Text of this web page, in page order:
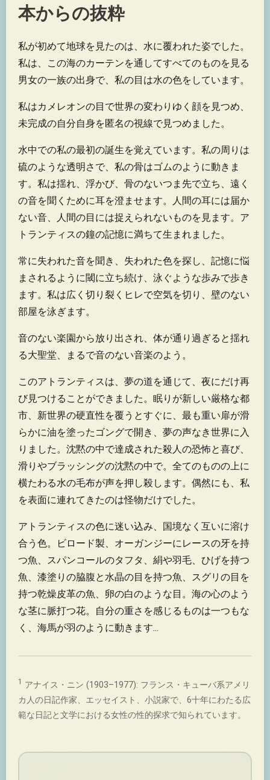
本からの抜粋
私が初めて地球を見たのは、水に覆われた姿でした。
私は、この海のカーテンを通してすべてのものを見る
男女の一族の出身で、私の目は水の色をしています。
私はカメレオンの目で世界の変わりゆく顔を見つめ、
未完成の自分自身を匿名の視線で見つめました。
水中での私の最初の誕生を覚えています。私の周りは
硫のような透明さで、私の骨はゴムのように動きま
す。私は揺れ、浮かび、骨のないつま先で立ち、遠く
の音を聞くために耳を澄ませます。人間の耳には届か
ない音、人間の目には捉えられないものを見ます。ア
トランティスの鐘の記憶に満ちて生まれました。
常に失われた音を聞き、失われた色を探し、記憶に悩
まされるように閾に立ち続け、泳ぐような歩みで歩き
ます。私は広く切り裂くヒレで空気を切り、壁のない
部屋を泳ぎます。
音のない楽園から放り出され、体が通り過ぎると揺れ
る大聖堂、まるで音のない音楽のよう。
このアトランティスは、夢の道を通じて、夜にだけ再
び見つけることができました。眠りが新しい厳格な都
市、新世界の硬直性を覆うとすぐに、最も重い扉が滑
らかに油を塗ったゴングで開き、夢の声なき世界に入
りました。沈黙の中で達成された殺人の恐怖と喜び、
滑りやブラッシングの沈黙の中で。全てのものの上に
横たわる水の毛布が声を押し殺します。偶然にも、私
を表面に連れてきたのは怪物だけでした。
アトランティスの色に迷い込み、国境なく互いに溶け
合う色。ビロード製、オーガンジーにレースの牙を持
つ魚、スパンコールのタフタ、絹や羽毛、ひげを持つ
魚、漆塗りの脇腹と水晶の目を持つ魚、スグリの目を
持つ乾燥皮革の魚、卵の白のような目。海の心のよう
な茎に脈打つ花。自分の重さを感じるものは一つもな
く、海馬が羽のように動きます...
1 アナイス・ニン (1903–1977): フランス・キューバ系アメリ
カ人の日記作家、エッセイスト、小説家で、6十年にわたる広
範な日記と文学における女性の性的探求で知られています。